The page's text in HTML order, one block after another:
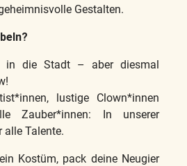
Gestalten.
in die Stadt – aber diesmal
lustige Clown*innen
Zauber*innen: In unserer
alle Talente.
Kostüm, pack deine Neugier